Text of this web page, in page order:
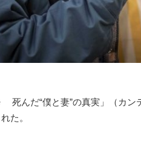
んだ“僕と妻”の真実」（カン
た。